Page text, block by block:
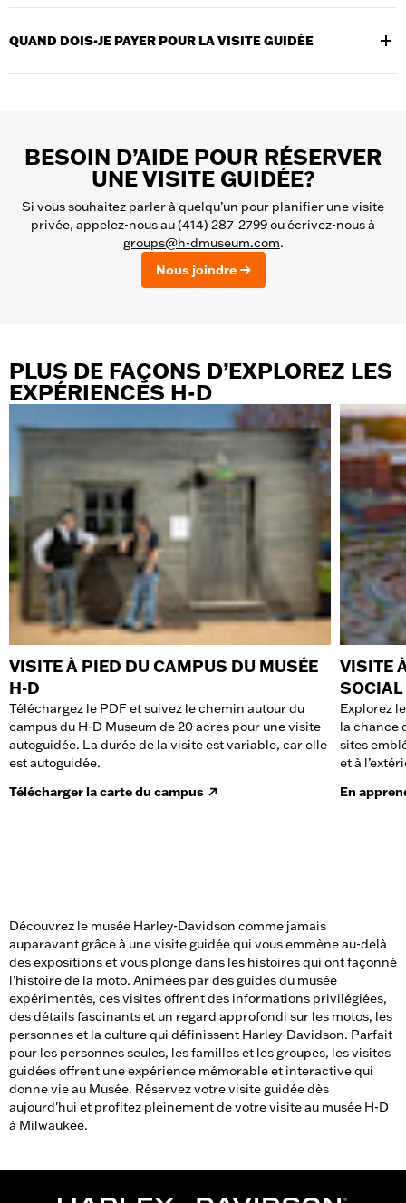
Un remboursement sera émis si vous annulez avec un préavis
QUAND DOIS-JE PAYER POUR LA VISITE GUIDÉE
Les visites guidées doivent être payées au moins 2 semaines à
BESOIN D’AIDE POUR RÉSERVER
UNE VISITE GUIDÉE?
Si vous souhaitez parler à quelqu’un pour planifier une visite
privée, appelez-nous au (414) 287‑2799 ou écrivez-nous à
groups@h-dmuseum.com.
Nous joindre
PLUS DE FAÇONS D’EXPLOREZ LES
EXPÉRIENCES H-D
VISITE À PIED DU CAMPUS DU MUSÉE
H-D
Téléchargez le PDF et suivez le chemin autour du
campus du H-D Museum de 20 acres pour une visite
autoguidée. La durée de la visite est variable, car elle
est autoguidée.
Télécharger la carte du campus
VISITE
Explorez
la chance
sites
et à
En
Découvrez le musée Harley-Davidson comme jamais
auparavant grâce à une visite guidée qui vous emmène au-delà
des expositions et vous plonge dans les histoires qui ont façonné
l’histoire de la moto. Animées par des guides du musée
expérimentés, ces visites offrent des informations privilégiées,
des détails fascinants et un regard approfondi sur les motos, les
personnes et la culture qui définissent Harley-Davidson. Parfait
pour les personnes seules, les familles et les groupes, les visites
guidées offrent une expérience mémorable et interactive qui
donne vie au Musée. Réservez votre visite guidée dès
aujourd'hui et profitez pleinement de votre visite au musée H-D
à Milwaukee.